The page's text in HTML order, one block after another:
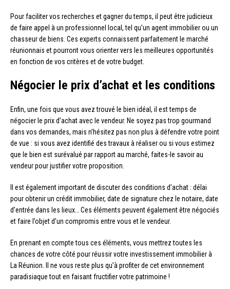
Pour faciliter vos recherches et gagner du temps, il peut être judicieux
de faire appel à un professionnel local, tel qu’un agent immobilier ou un
chasseur de biens. Ces experts connaissent parfaitement le marché
réunionnais et pourront vous orienter vers les meilleures opportunités
en fonction de vos critères et de votre budget.
Négocier le prix d’achat et les conditions
Enfin, une fois que vous avez trouvé le bien idéal, il est temps de
négocier le prix d’achat avec le vendeur. Ne soyez pas trop gourmand
dans vos demandes, mais n’hésitez pas non plus à défendre votre point
de vue : si vous avez identifié des travaux à réaliser ou si vous estimez
que le bien est surévalué par rapport au marché, faites-le savoir au
vendeur pour justifier votre proposition.
Il est également important de discuter des conditions d’achat : délai
pour obtenir un crédit immobilier, date de signature chez le notaire, date
d’entrée dans les lieux… Ces éléments peuvent également être négociés
et faire l’objet d’un compromis entre vous et le vendeur.
En prenant en compte tous ces éléments, vous mettrez toutes les
chances de votre côté pour réussir votre investissement immobilier à
La Réunion. Il ne vous reste plus qu’à profiter de cet environnement
paradisiaque tout en faisant fructifier votre patrimoine !